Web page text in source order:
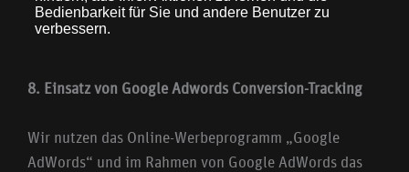
8. Einsatz von Google Adwords Conversion-Tracking
Wir nutzen das Online-Werbeprogramm „Google
AdWords“ und im Rahmen von Google AdWords das